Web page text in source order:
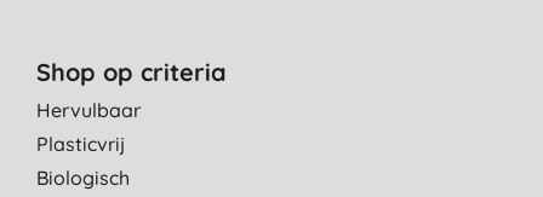
Shop op criteria
Hervulbaar
Plasticvrij
Biologisch